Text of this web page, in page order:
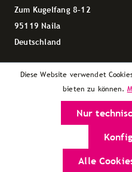
Zum Kugelfang 8–12
95119 Naila
Deutschland
Diese Website verwendet
bieten zu können.
Nur
Alle